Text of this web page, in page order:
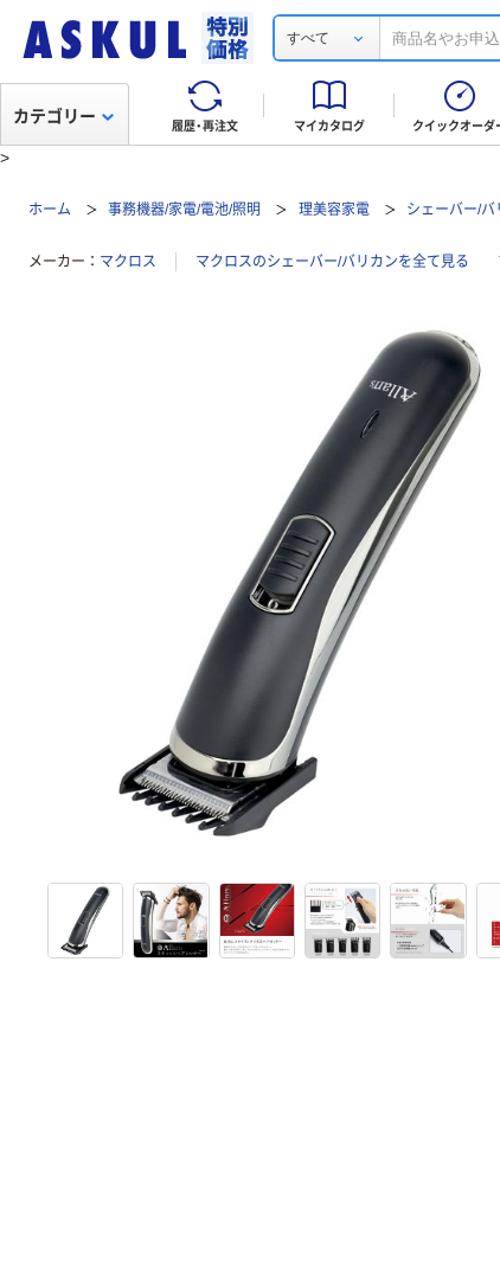
すべて
履歴・再注文 マイカタログ クイックオーダ
カテゴリー
>
ホーム 事務機器/家電/電池/照明 理美容家電 シェーバー/バ
メーカー マクロス マクロスのシェーバー/バリカンを全て見る